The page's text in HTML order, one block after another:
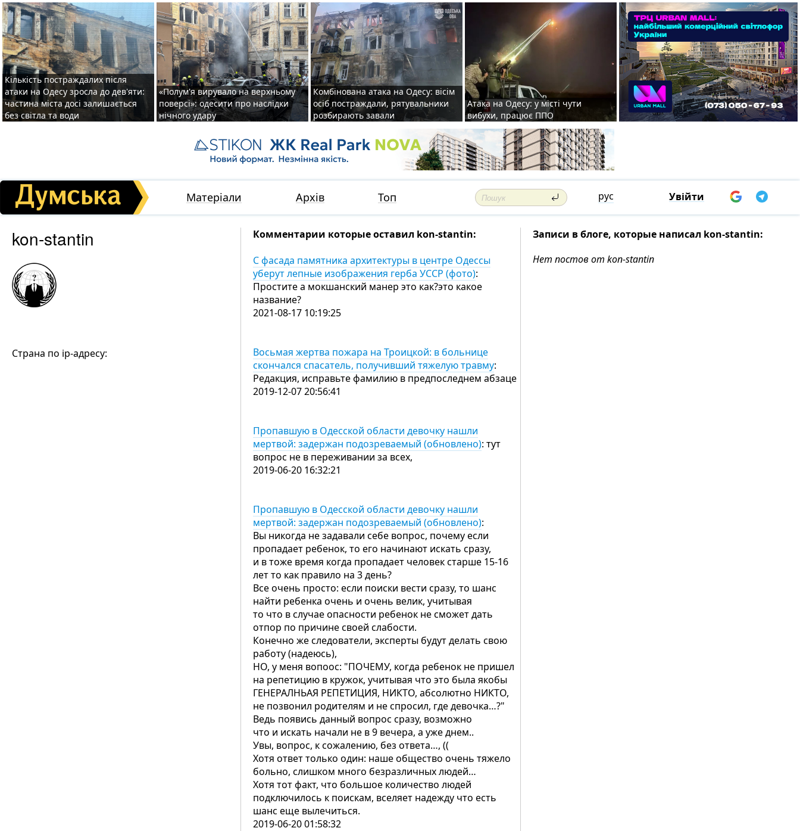
Кількість постраждалих після
атаки на Одесу зросла до дев'яти:
частина міста досі залишається
без світла та води
«Полум'я вирувало на верхньому
поверсі»: одесити про наслідки
нічного удару
Комбінована атака на Одесу: вісім
осіб постраждали, рятувальники
розбирають завали
Атака на Одесу: у місті чути
вибухи, працює ППО
Матеріали Архів Топ рус Увійти
kon-stantin
Страна по ip-адресу:
Комментарии которые оставил kon-stantin:
С фасада памятника архитектуры в центре Одессы
уберут лепные изображения герба УССР (фото):
Простите а мокшанский манер это как?это какое
название?
2021-08-17 10:19:25
Восьмая жертва пожара на Троицкой: в больнице
скончался спасатель, получивший тяжелую травму:
Редакция, исправьте фамилию в предпоследнем абзаце
2019-12-07 20:56:41
Пропавшую в Одесской области девочку нашли
мертвой: задержан подозреваемый (обновлено): тут
вопрос не в переживании за всех,
2019-06-20 16:32:21
Пропавшую в Одесской области девочку нашли
мертвой: задержан подозреваемый (обновлено):
Вы никогда не задавали себе вопрос, почему если
пропадает ребенок, то его начинают искать сразу,
и в тоже время когда пропадает человек старше 15-16
лет то как правило на 3 день?
Все очень просто: если поиски вести сразу, то шанс
найти ребенка очень и очень велик, учитывая
то что в случае опасности ребенок не сможет дать
отпор по причине своей слабости.
Конечно же следователи, эксперты будут делать свою
работу (надеюсь),
НО, у меня вопоос: "ПОЧЕМУ, когда ребенок не пришел
на репетицию в кружок, учитывая что это была якобы
ГЕНЕРАЛНЬАЯ РЕПЕТИЦИЯ, НИКТО, абсолютно НИКТО,
не позвонил родителям и не спросил, где девочка…?"
Ведь появись данный вопрос сразу, возможно
что и искать начали не в 9 вечера, а уже днем..
Увы, вопрос, к сожалению, без ответа…, ((
Хотя ответ только один: наше общество очень тяжело
больно, слишком много безразличных людей…
Хотя тот факт, что большое количество людей
подключилось к поискам, вселяет надежду что есть
шанс еще вылечиться.
2019-06-20 01:58:32
Записи в блоге, которые написал kon-stantin:
Нет постов от kon-stantin